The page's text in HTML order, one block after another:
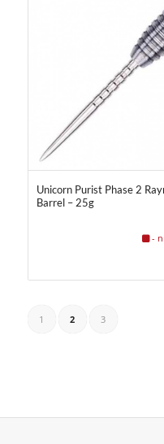
Unicorn Purist Phase 2
Barrel – 25g
-
1 2 3